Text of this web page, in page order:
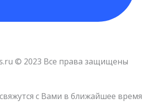
© 2023 Все права защищены
с Вами в ближайшее время